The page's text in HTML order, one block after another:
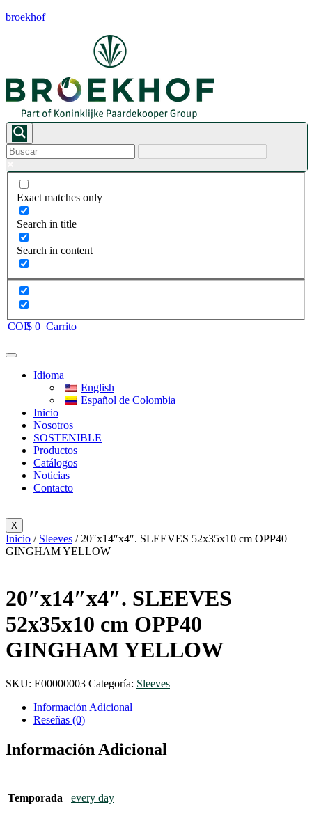
broekhof
Exact matches only
Search in title
Search in content
$ 0 Carrito
Idioma
English
Español de Colombia
Inicio
Nosotros
SOSTENIBLE
Productos
Catálogos
Noticias
Contacto
X
Inicio / Sleeves / 20″x14″x4″. SLEEVES 52x35x10 cm OPP40
GINGHAM YELLOW
20″x14″x4″. SLEEVES
52x35x10 cm OPP40
GINGHAM YELLOW
SKU: E00000003 Categoría: Sleeves
Información Adicional
Reseñas (0)
Información Adicional
Temporada every day